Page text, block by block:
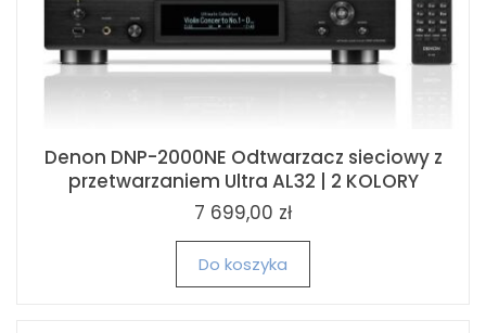
Denon DNP-2000NE Odtwarzacz sieciowy z
przetwarzaniem Ultra AL32 | 2 KOLORY
7 699,00 zł
Do koszyka